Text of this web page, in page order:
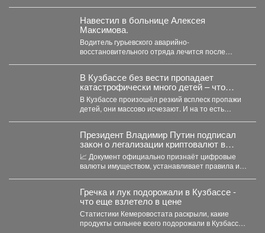
Навестил в больнице Алексея
Максимова.
Водитель гурьевского аварийно-
восстановительного отряда лечится после
В Кузбассе без вести пропадает
катастрофически много детей – что
происходит
В Кузбассе произошёл резкий всплеск пропажи
детей, они массово исчезают. И на то есть
Президент Владимир Путин подписал
закон о легализации криптовалют в
России.
📈 Документ официально признаёт цифровые
валюты имуществом, устанавливает правила их
Гречка и лук подорожали в Кузбассе -
что еще взлетело в цене
Статистики Кемеровостата раскрыли, какие
продукты сильнее всего подорожали в Кузбассе